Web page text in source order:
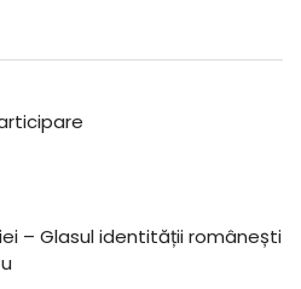
– Glasul identității românești